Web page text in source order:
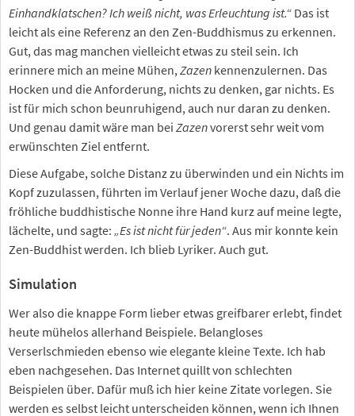
Einhandklatschen? Ich weiß nicht, was Erleuchtung ist.“ Das ist
leicht als eine Referenz an den Zen-Buddhismus zu erkennen.
Gut, das mag manchen vielleicht etwas zu steil sein. Ich
erinnere mich an meine Mühen,Zazen kennenzulernen. Das
Hocken und die Anforderung, nichts zu denken, gar nichts. Es
ist für mich schon beunruhigend, auch nur daran zu denken.
Und genau damit wäre man bei Zazenvorerst sehr weit vom
erwünschten Ziel entfernt.
Diese Aufgabe, solche Distanz zu überwinden und ein Nichts im
Kopf zuzulassen, führten im Verlauf jener Woche dazu, daß die
fröhliche buddhistische Nonne ihre Hand kurz auf meine legte,
lächelte, und sagte: „Es ist nicht für jeden“. Aus mir konnte kein
Zen-Buddhist werden. Ich blieb Lyriker. Auch gut.
Simulation
Wer also die knappe Form lieber etwas greifbarer erlebt, findet
heute mühelos allerhand Beispiele. Belangloses
Verserlschmieden ebenso wie elegante kleine Texte. Ich hab
eben nachgesehen. Das Internet quillt von schlechten
Beispielen über. Dafür muß ich hier keine Zitate vorlegen. Sie
werden es selbst leicht unterscheiden können, wenn ich Ihnen